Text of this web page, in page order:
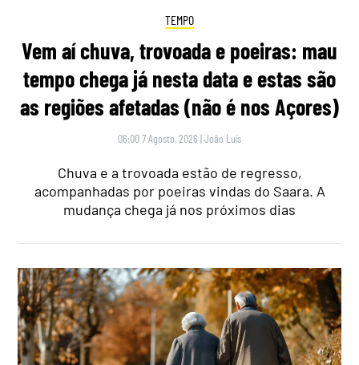
TEMPO
Vem aí chuva, trovoada e poeiras: mau
tempo chega já nesta data e estas são
as regiões afetadas (não é nos Açores)
06:00 7 Agosto, 2026 |João Luís
Chuva e a trovoada estão de regresso,
acompanhadas por poeiras vindas do Saara. A
mudança chega já nos próximos dias